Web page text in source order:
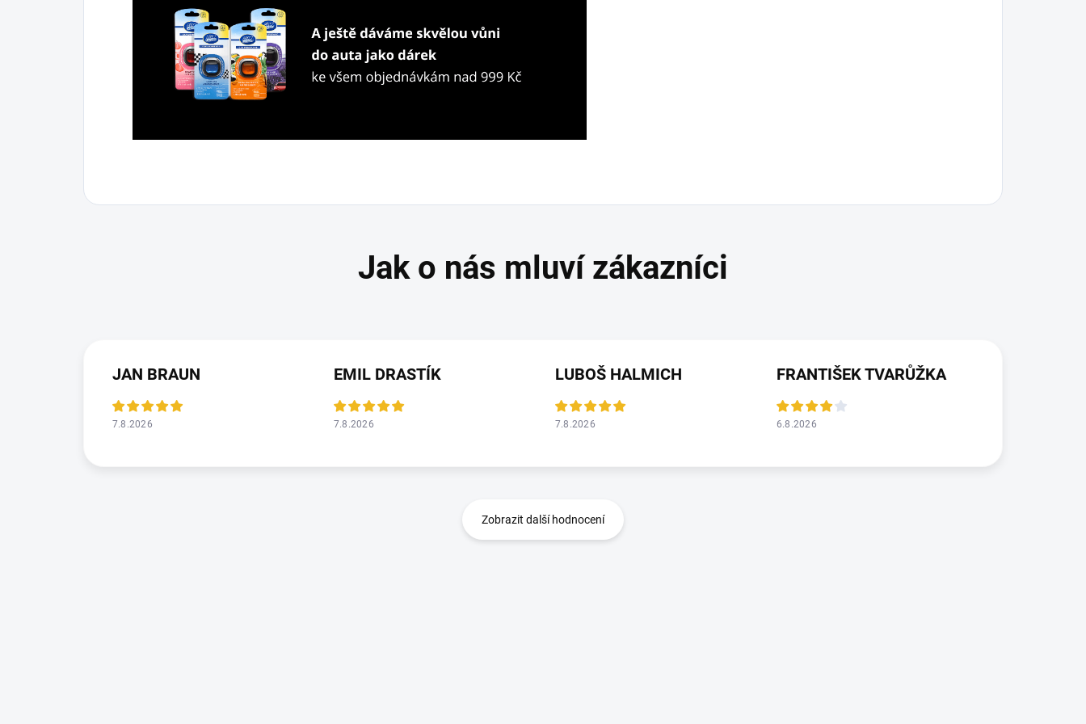
JAN BRAUN
7.8.2026
EMIL DRASTÍK
7.8.2026
LUBOŠ HALMICH
7.8.2026
FRANTIŠEK TVARŮŽKA
6.8.2026
Zobrazit další hodnocení